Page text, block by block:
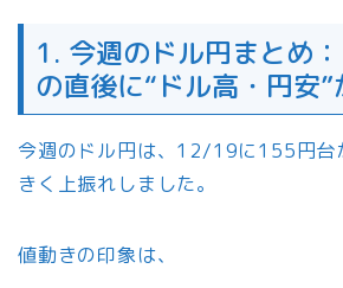
1. 今週のドル円まとめ
の直後に“ドル高・円安”
今週のドル円は、12/19に155円台
きく上振れしました。
値動きの印象は、